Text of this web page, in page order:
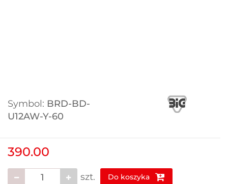
Symbol: BRD-BD-
U12AW-Y-60
390.00
szt. Do koszyka